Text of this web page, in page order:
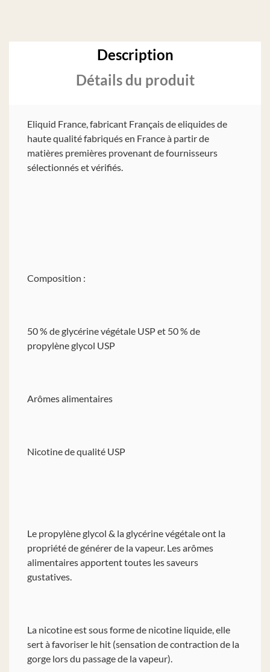
Description
Détails du produit
Eliquid France, fabricant Français de eliquides de
haute qualité fabriqués en France à partir de
matières premières provenant de fournisseurs
sélectionnés et vérifiés.
Composition :
50 % de glycérine végétale USP et 50 % de
propylène glycol USP
Arômes alimentaires
Nicotine de qualité USP
Le propylène glycol & la glycérine végétale ont la
propriété de générer de la vapeur. Les arômes
alimentaires apportent toutes les saveurs
gustatives.
La nicotine est sous forme de nicotine liquide, elle
sert à favoriser le hit (sensation de contraction de la
gorge lors du passage de la vapeur).